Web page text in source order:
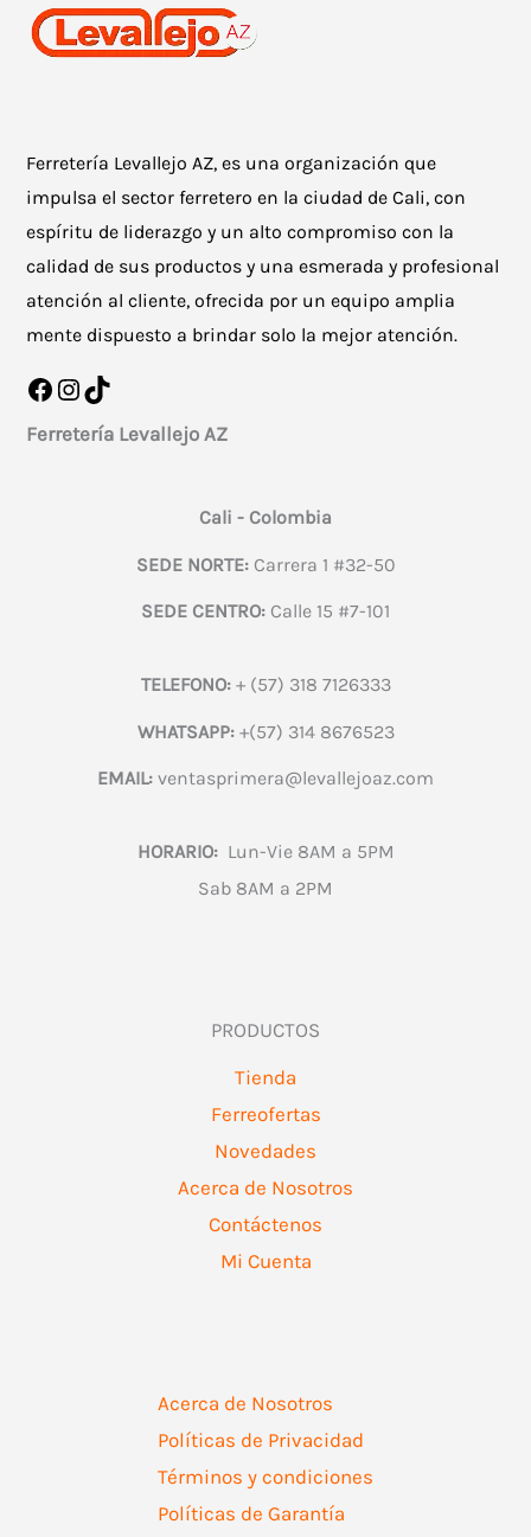
Ferretería Levallejo AZ, es una organización que
impulsa el sector ferretero en la ciudad de Cali, con
espíritu de liderazgo y un alto compromiso con la
calidad de sus productos y una esmerada y profesional
atención al cliente, ofrecida por un equipo amplia
mente dispuesto a brindar solo la mejor atención.
Facebook
Instagram
TikTok
Ferretería Levallejo AZ
Cali - Colombia
SEDE NORTE:Carrera 1 #32-50
SEDE CENTRO: Calle 15 #7-101
TELEFONO:+ (57) 318 7126333
WHATSAPP:+(57) 314 8676523
EMAIL: ventasprimera@levallejoaz.com
HORARIO:Lun-Vie 8AM a 5PM
Sab 8AM a 2PM
PRODUCTOS
Tienda
Ferreofertas
Novedades
Acerca de Nosotros
Contáctenos
Mi Cuenta
Acerca de Nosotros
Políticas de Privacidad
Términos y condiciones
Políticas de Garantía